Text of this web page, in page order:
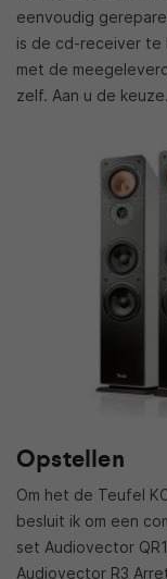
eenvoudig
is de cd-receiver te
met de
zelf. Aan u de keuze.
Opstellen
Om het de Teufel
besluit ik om een
set Audiovector
Audiovector R3